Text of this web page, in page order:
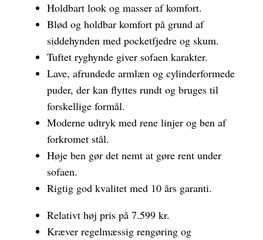
Holdbart look og masser af komfort.
Blød og holdbar komfort på grund af
siddehynden med pocketfjedre og skum.
Tuftet ryghynde giver sofaen karakter.
Lave, afrundede armlæn og cylinderformede
puder, der kan flyttes rundt og bruges til
forskellige formål.
Moderne udtryk med rene linjer og ben af
forkromet stål.
Høje ben gør det nemt at gøre rent under
sofaen.
Rigtig god kvalitet med 10 års garanti.
Relativt høj pris på 7.599 kr.
Kræver regelmæssig rengøring og